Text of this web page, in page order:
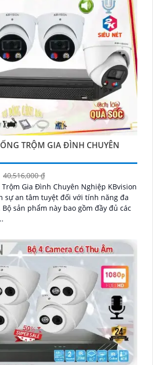
thể chia sẻ để tôi hỗ trợ bạn tốt hơn!
TRỘM GIA ĐÌNH CHUYÊN
40,516,000 ₫
Trộm Gia Đình Chuyên Nghiệp KBvision
sự an tâm tuyệt đối với tính năng đa